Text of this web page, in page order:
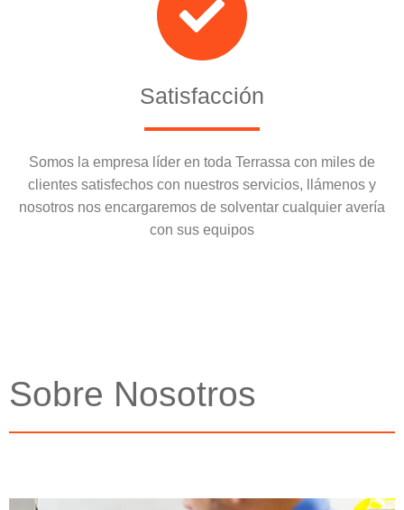
Satisfacción
Somos la empresa líder en toda Terrassa con miles de
clientes satisfechos con nuestros servicios, llámenos y
nosotros nos encargaremos de solventar cualquier avería
con sus equipos
Sobre Nosotros